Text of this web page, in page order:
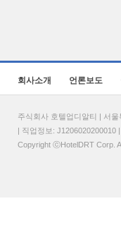
회사소개 언론보도
주식회사 호텔업디알티 | 서
| 직업정보: J1206020200010
Copyright ⓒHotelDRT Corp.